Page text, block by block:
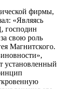
фирмы,
«Являясь
, господин
свою роль
Магнитского.
установленный